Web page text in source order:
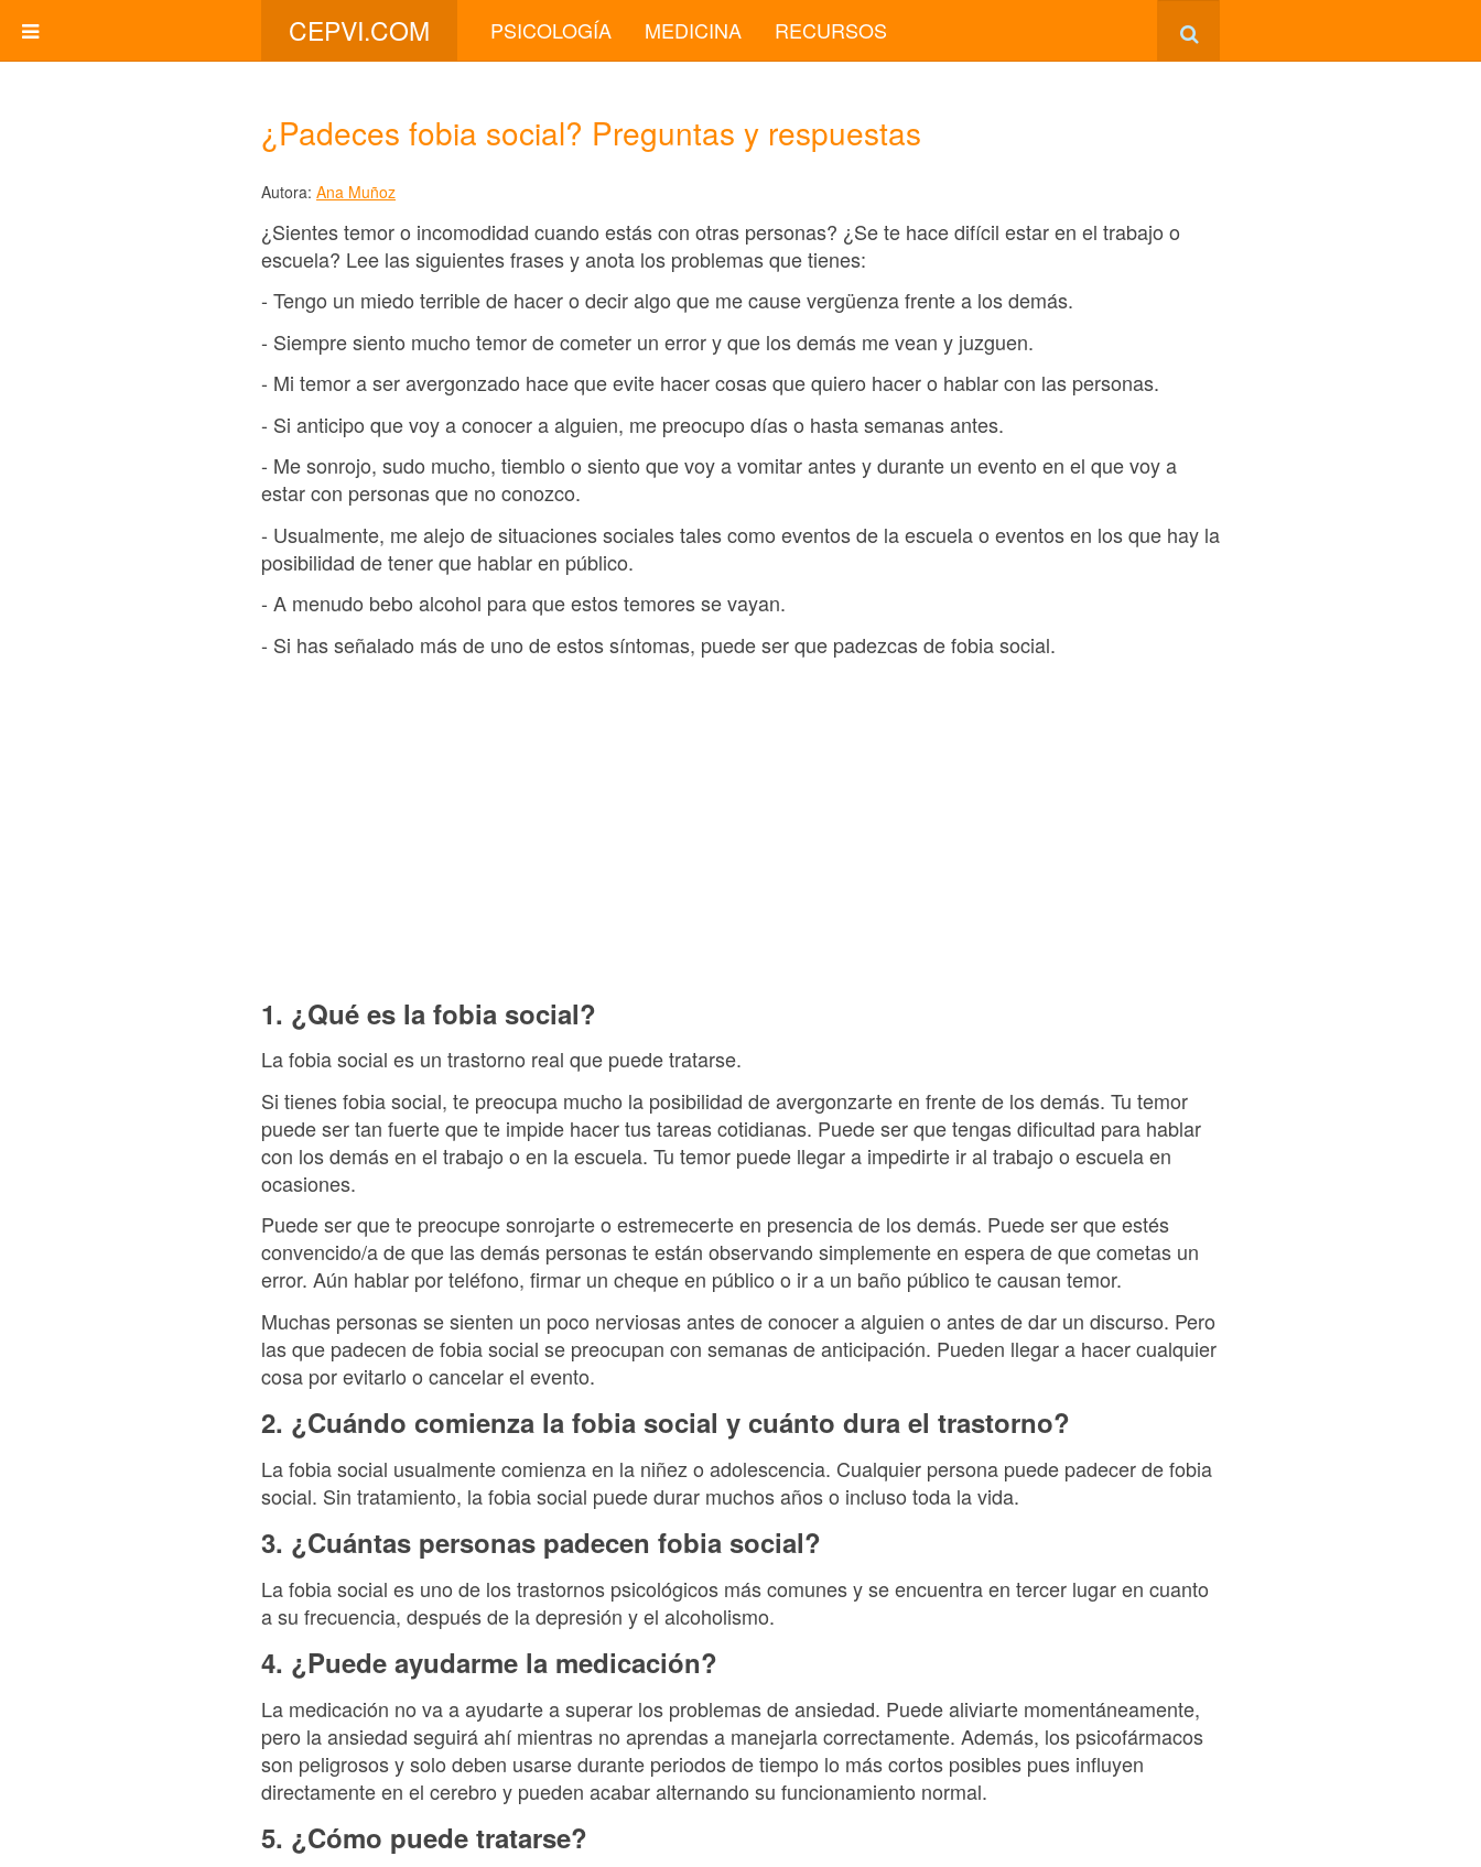
CEPVI.COM PSICOLOGÍA MEDICINA RECURSOS
¿Padeces fobia social? Preguntas y respuestas
Autora: Ana Muñoz
¿Sientes temor o incomodidad cuando estás con otras personas? ¿Se te hace difícil estar en el trabajo o
escuela? Lee las siguientes frases y anota los problemas que tienes:
- Tengo un miedo terrible de hacer o decir algo que me cause vergüenza frente a los demás.
- Siempre siento mucho temor de cometer un error y que los demás me vean y juzguen.
- Mi temor a ser avergonzado hace que evite hacer cosas que quiero hacer o hablar con las personas.
- Si anticipo que voy a conocer a alguien, me preocupo días o hasta semanas antes.
- Me sonrojo, sudo mucho, tiemblo o siento que voy a vomitar antes y durante un evento en el que voy a
estar con personas que no conozco.
- Usualmente, me alejo de situaciones sociales tales como eventos de la escuela o eventos en los que hay la
posibilidad de tener que hablar en público.
- A menudo bebo alcohol para que estos temores se vayan.
- Si has señalado más de uno de estos síntomas, puede ser que padezcas de fobia social.
1. ¿Qué es la fobia social?
La fobia social es un trastorno real que puede tratarse.
Si tienes fobia social, te preocupa mucho la posibilidad de avergonzarte en frente de los demás. Tu temor
puede ser tan fuerte que te impide hacer tus tareas cotidianas. Puede ser que tengas dificultad para hablar
con los demás en el trabajo o en la escuela. Tu temor puede llegar a impedirte ir al trabajo o escuela en
ocasiones.
Puede ser que te preocupe sonrojarte o estremecerte en presencia de los demás. Puede ser que estés
convencido/a de que las demás personas te están observando simplemente en espera de que cometas un
error. Aún hablar por teléfono, firmar un cheque en público o ir a un baño público te causan temor.
Muchas personas se sienten un poco nerviosas antes de conocer a alguien o antes de dar un discurso. Pero
las que padecen de fobia social se preocupan con semanas de anticipación. Pueden llegar a hacer cualquier
cosa por evitarlo o cancelar el evento.
2. ¿Cuándo comienza la fobia social y cuánto dura el trastorno?
La fobia social usualmente comienza en la niñez o adolescencia. Cualquier persona puede padecer de fobia
social. Sin tratamiento, la fobia social puede durar muchos años o incluso toda la vida.
3. ¿Cuántas personas padecen fobia social?
La fobia social es uno de los trastornos psicológicos más comunes y se encuentra en tercer lugar en cuanto
a su frecuencia, después de la depresión y el alcoholismo.
4. ¿Puede ayudarme la medicación?
La medicación no va a ayudarte a superar los problemas de ansiedad. Puede aliviarte momentáneamente,
pero la ansiedad seguirá ahí mientras no aprendas a manejarla correctamente. Además, los psicofármacos
son peligrosos y solo deben usarse durante periodos de tiempo lo más cortos posibles pues influyen
directamente en el cerebro y pueden acabar alternando su funcionamiento normal.
5. ¿Cómo puede tratarse?